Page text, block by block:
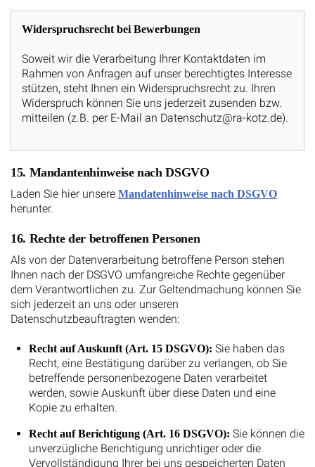
Widerspruchsrecht bei Bewerbungen
Soweit wir die Verarbeitung Ihrer Kontaktdaten im
Rahmen von Anfragen auf unser berechtigtes Interesse
stützen, steht Ihnen ein Widerspruchsrecht zu. Ihren
Widerspruch können Sie uns jederzeit zusenden bzw.
mitteilen (z.B. per E-Mail an Datenschutz@ra-kotz.de).
15. Mandantenhinweise nach DSGVO
Laden Sie hier unsere Mandatenhinweise nach DSGVO
herunter.
16. Rechte der betroffenen Personen
Als von der Datenverarbeitung betroffene Person stehen
Ihnen nach der DSGVO umfangreiche Rechte gegenüber
dem Verantwortlichen zu. Zur Geltendmachung können Sie
sich jederzeit an uns oder unseren
Datenschutzbeauftragten wenden:
Recht auf Auskunft (Art. 15 DSGVO): Sie haben das
Recht, eine Bestätigung darüber zu verlangen, ob Sie
betreffende personenbezogene Daten verarbeitet
werden, sowie Auskunft über diese Daten und eine
Kopie zu erhalten.
Recht auf Berichtigung (Art. 16 DSGVO): Sie können die
unverzügliche Berichtigung unrichtiger oder die
Vervollständigung Ihrer bei uns gespeicherten Daten